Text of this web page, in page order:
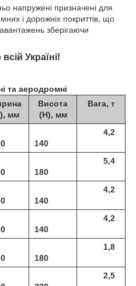
напружені призначені для
і дорожніх покриттів, що
зберігаючи
Україні!
та аеродромні
мм
Висота
(Н), мм
Вага, т
140
4,2
180
5,4
140
4,2
140
4,2
180
1,8
2,5